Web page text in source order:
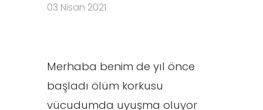
03 Nisan 2021
Merhaba benim de yıl önce
başladı ölüm korkusu
vücudumda uyuşma oluyor